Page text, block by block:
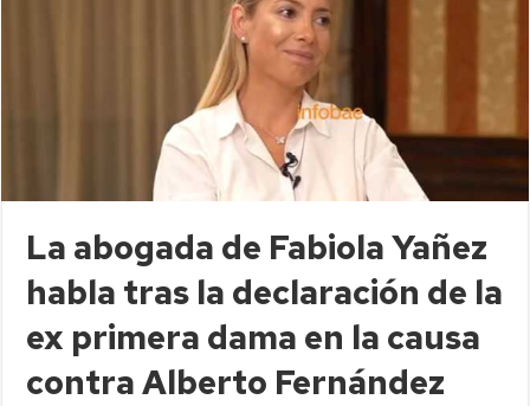
La abogada de Fabiola Yañez
habla tras la declaración de la
ex primera dama en la causa
contra Alberto Fernández